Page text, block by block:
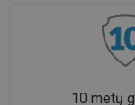
10 metų